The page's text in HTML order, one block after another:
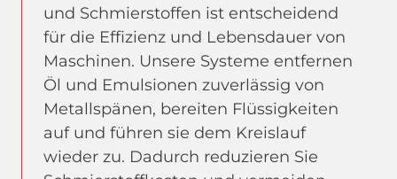
und Schmierstoffen ist entscheidend
für die Effizienz und Lebensdauer von
Maschinen. Unsere Systeme entfernen
Öl und Emulsionen zuverlässig von
Metallspänen, bereiten Flüssigkeiten
auf und führen sie dem Kreislauf
wieder zu. Dadurch reduzieren Sie